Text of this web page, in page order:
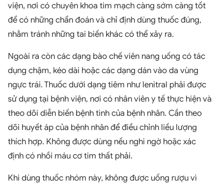
viện, nơi có chuyên khoa tim mạch càng sớm càng tốt
để có những chẩn đoán và chỉ định dùng thuốc đúng,
nhằm tránh những tai biến khác có thể xảy ra.
Ngoài ra còn các dạng bào chế viên nang uống có tác
dụng chậm, kéo dài hoặc các dạng dán vào da vùng
ngực trái. Thuốc dưới dạng tiêm như lenitral phải được
sử dụng tại bệnh viện, nơi có nhân viên y tế thực hiện và
theo dõi diễn biến bệnh tình của bệnh nhân. Cần theo
dõi huyết áp của bệnh nhân để điều chỉnh liều lượng
thích hợp. Không được dùng nếu nghi ngờ hoặc xác
định có nhồi máu cơ tim thất phải.
Khi dùng thuốc nhóm này, không được uống rượu vì